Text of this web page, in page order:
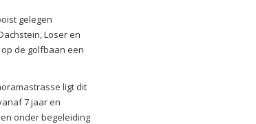
gelegen
Loser en
de golfbaan een
ligt dit
7 jaar en
onder begeleiding